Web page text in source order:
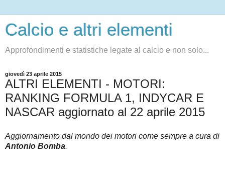
Calcio e altri elementi
Approfondimenti e statistiche legate al calcio e non solo...
giovedì 23 aprile 2015
ALTRI ELEMENTI - MOTORI:
RANKING FORMULA 1, INDYCAR E
NASCAR aggiornato al 22 aprile 2015
Aggiornamento dal mondo dei motori come sempre a cura di
Antonio Bomba.